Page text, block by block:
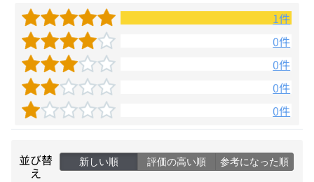
1件
0件
0件
0件
0件
並び替
え
新しい順 評価の高い順 参考になった順